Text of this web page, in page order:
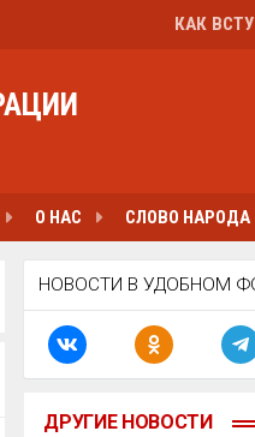
КАК
О НАС СЛОВО НАРОДА
НОВОСТИ В УДОБНОМ
ДРУГИЕ НОВОСТИ